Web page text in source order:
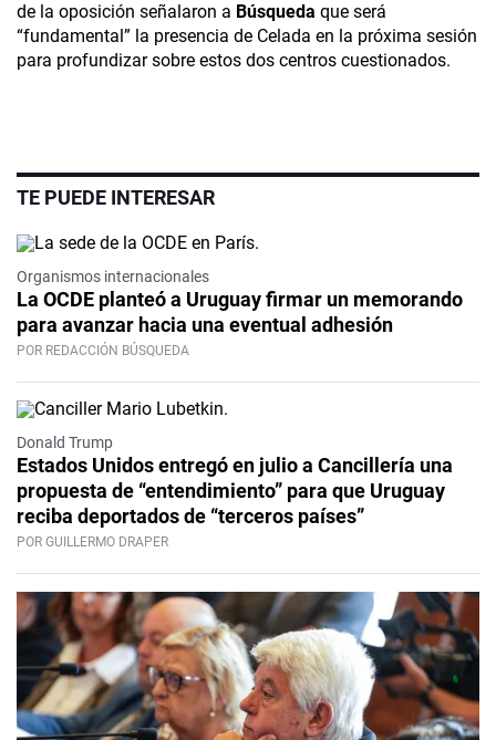
de la oposición señalaron a Búsqueda que será
“fundamental” la presencia de Celada en la próxima sesión
para profundizar sobre estos dos centros cuestionados.
TE PUEDE INTERESAR
Organismos internacionales
La OCDE planteó a Uruguay firmar un memorando
para avanzar hacia una eventual adhesión
POR REDACCIÓN BÚSQUEDA
Donald Trump
Estados Unidos entregó en julio a Cancillería una
propuesta de “entendimiento” para que Uruguay
reciba deportados de “terceros países”
POR GUILLERMO DRAPER